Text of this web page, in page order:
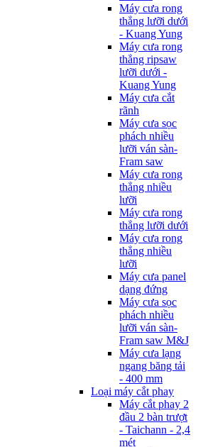
Máy cưa rong
thẳng lưỡi dưới
- Kuang Yung
Máy cưa rong
thẳng ripsaw
lưỡi dưới -
Kuang Yung
Máy cưa cắt
rãnh
Máy cưa sọc
phách nhiều
lưỡi ván sàn-
Fram saw
Máy cưa rong
thẳng nhiều
lưỡi
Máy cưa rong
thẳng lưỡi dưới
Máy cưa rong
thẳng nhiều
lưỡi
Máy cưa panel
dạng đứng
Máy cưa sọc
phách nhiều
lưỡi ván sàn-
Fram saw M&J
Máy cưa lạng
ngang băng tải
- 400 mm
Loại máy cắt phay
Máy cắt phay 2
đầu 2 bàn trượt
- Taichann - 2,4
mét